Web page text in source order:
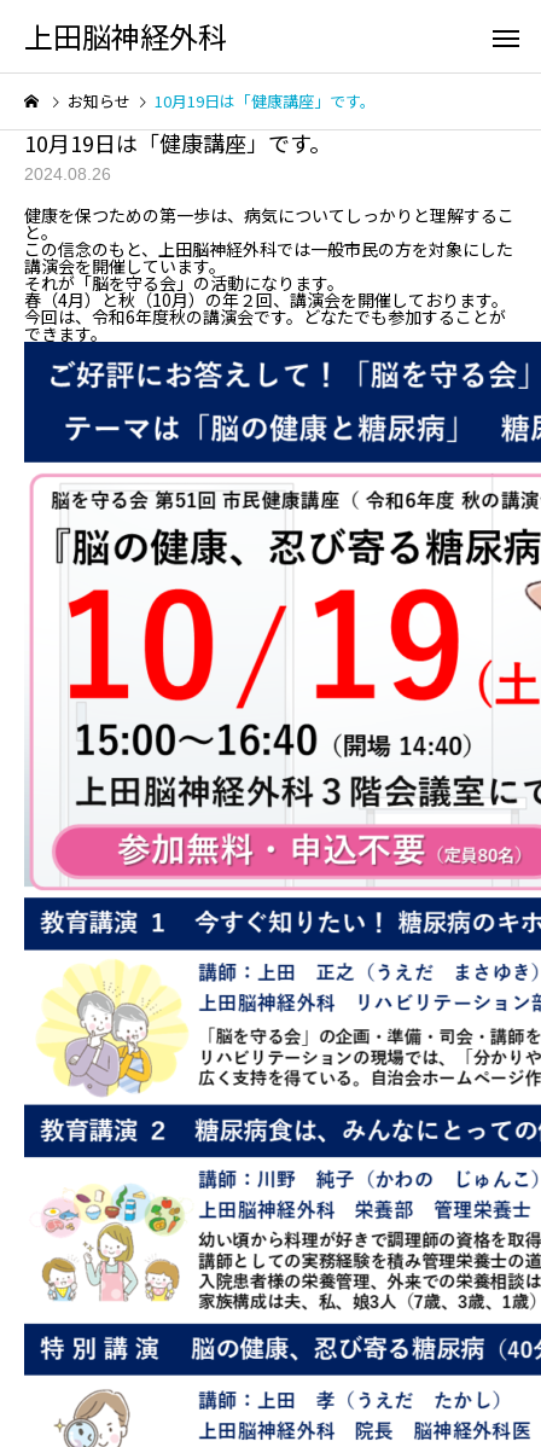
上田脳神経外科
初診の方へ
頭が痛い 頭をケガ
お知らせ 10月19日は「健康講座」です。
10月19日は「健康講座」です。
2024.08.26
健康を保つための第一歩は、病気についてしっかりと理解するこ
と。
この信念のもと、上田脳神経外科では一般市民の方を対象にした
講演会を開催しています。
それが「脳を守る会」の活動になります。
春（4月）と秋（10月）の年２回、講演会を開催しております。
今回は、令和6年度秋の講演会です。どなたでも参加することが
できます。